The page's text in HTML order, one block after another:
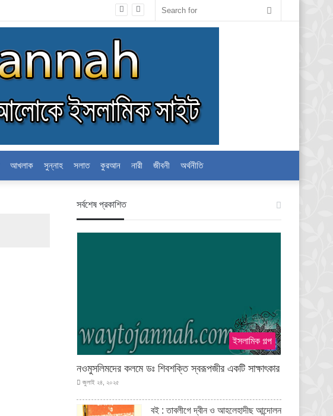
Search
আখলাক সুন্নাহ সলাত কুরআন নারী জীবনী অর্থনীতি
স‍র্বশেষ প্রকাশিত
ইসলামিক গল্প
নওমুসলিমদের কলমে ডঃ শিবশক্তি স্বরূপজীর একটি সাক্ষাৎকার
জুলাই ২৪, ২০২৫
বই : তাবলীগে দ্বীন ও আহলেহাদীছ আন্দোলন